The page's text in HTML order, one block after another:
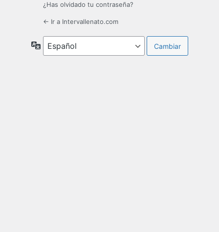
¿Has olvidado tu contraseña?
← Ir a Intervallenato.com
Idioma